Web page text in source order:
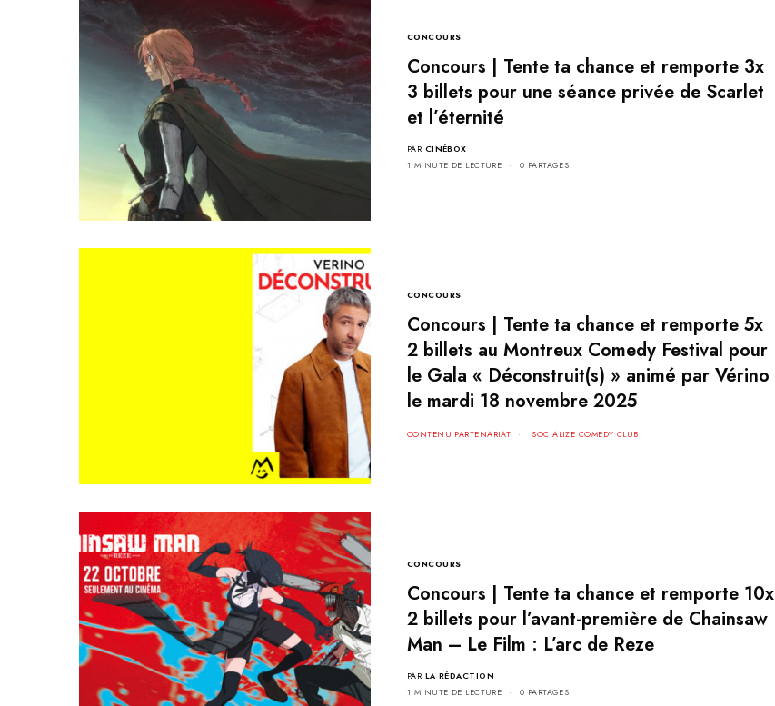
CONCOURS
Concours | Tente ta chance et remporte 3x
3 billets pour une séance privée de Scarlet
et l’éternité
PAR CINÉBOX
1 MINUTE DE LECTURE
0 PARTAGES
CONCOURS
Concours | Tente ta chance et remporte 5x
2 billets au Montreux Comedy Festival pour
le Gala « Déconstruit(s) » animé par Vérino
le mardi 18 novembre 2025
CONTENU PARTENARIAT SOCIALIZE COMEDY CLUB
CONCOURS
Concours | Tente ta chance et remporte 10x
2 billets pour l’avant-première de Chainsaw
Man – Le Film : L’arc de Reze
PAR LA RÉDACTION
1 MINUTE DE LECTURE
0 PARTAGES